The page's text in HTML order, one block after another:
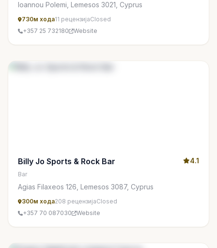
Ioannou Polemi, Lemesos 3021, Cyprus
730м хода11 рецензијаClosed
+357 25 732180
Website
Billy Jo Sports & Rock Bar 4.1
Bar
Agias Filaxeos 126, Lemesos 3087, Cyprus
300м хода208 рецензијаClosed
+357 70 087030
Website